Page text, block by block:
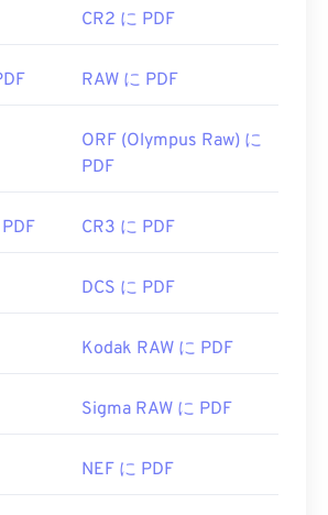
pdf.htmlCR2 に PDF
RAW に PDF
ORF (Olympus Raw) に
PDF
CR3 に PDF
DCS に PDF
Kodak RAW に PDF
Sigma RAW に PDF
NEF に PDF